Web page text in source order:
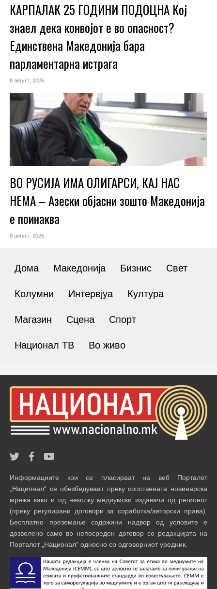
КАРПАЛАК 25 ГОДИНИ ПОДОЦНА Кој
знаел дека конвојот е во опасност?
Единствена Македoнија бара
парламентарна истрага
8 август, 2026
ВО РУСИЈА ИМА ОЛИГАРСИ, КАЈ НАС
НЕМА – Азески објасни зошто Македонија
е поинаква
8 август, 2026
Дома Македонија Бизнис Свет
Колумни Интервјуа Култура
Магазин Сцена Спорт
Национал ТВ Во живо
Информациите кои се пласираат на веб Порталот
„Национал“ се обезбедуваат преку сопствената новинарска
мрежа како и од неколку медиумски издавачи од регионот
(преку регулирани договори за соработка/авторски права).
Бесплатно преземање содржини надвор од условите е
дозволено само во непосреден договор со редакцијата на
Порталот „Национал“ односно со одговорниот уредник.